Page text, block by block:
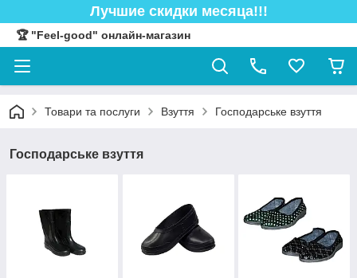
Лучшие скидки месяца!!!
🏆 "Feel-good" онлайн-магазин
Товари та послуги Взуття Господарське взуття
Господарське взуття